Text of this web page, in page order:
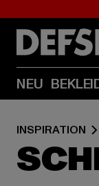
NEU
INSPIRATION